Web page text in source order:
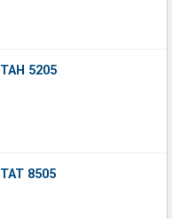
5205
8505